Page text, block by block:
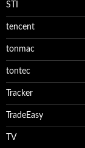
STI
tencent
tonmac
tontec
Tracker
TradeEasy
TV